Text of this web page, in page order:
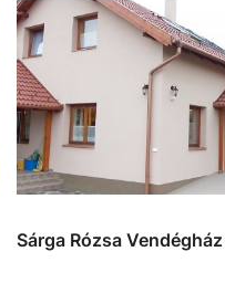
Sárga Rózsa